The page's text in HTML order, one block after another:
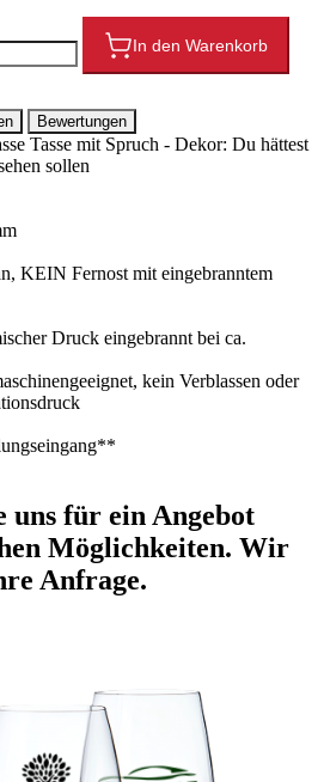
In den Warenkorb
Bewertungen
Tasse mit Spruch - Dekor: Du hättest
sollen
KEIN Fernost mit eingebranntem
Druck eingebrannt bei ca.
kein Verblassen oder
uns für ein Angebot
Möglichkeiten. Wir
Anfrage.